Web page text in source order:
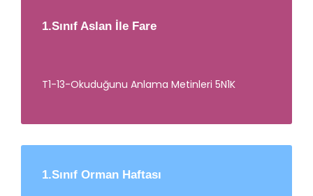
1.Sınıf Aslan İle Fare
T1-13-Okuduğunu Anlama Metinleri 5N1K
1.Sınıf Orman Haftası